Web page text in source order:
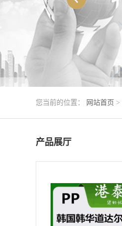
您当前的位置： 网站首页 >
产品展厅